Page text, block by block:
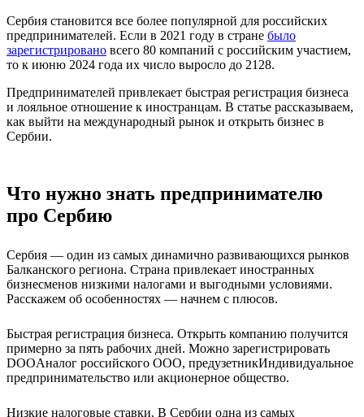
Сербия становится все более популярной для российских
предпринимателей. Если в 2021 году в стране было
зарегистрировано всего 80 компаний с российским участием,
то к июню 2024 года их число выросло до 2128.
Предпринимателей привлекает быстрая регистрация бизнеса
и лояльное отношение к иностранцам. В статье рассказываем,
как выйти на международный рынок и открыть бизнес в
Сербии.
Что нужно знать предпринимателю
про Сербию
Сербия — один из самых динамично развивающихся рынков
Балканского региона. Страна привлекает иностранных
бизнесменов низкими налогами и выгодными условиями.
Расскажем об особенностях — начнем с плюсов.
Быстрая регистрация бизнеса. Открыть компанию получится
примерно за пять рабочих дней. Можно зарегистрировать
DOOАналог российского ООО, предузетникИндивидуальное
предпринимательство или акционерное общество.
Низкие налоговые ставки. В Сербии одна из самых